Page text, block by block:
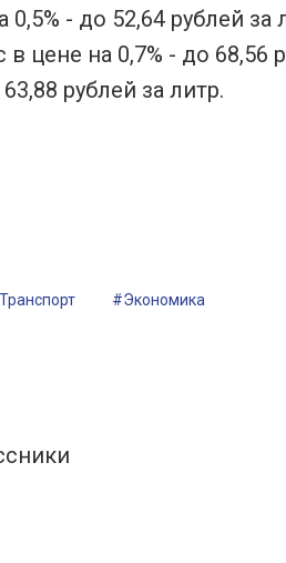
- до 52,64 рублей
цене на 0,7% - до 68,56
рублей за литр.
#Экономика